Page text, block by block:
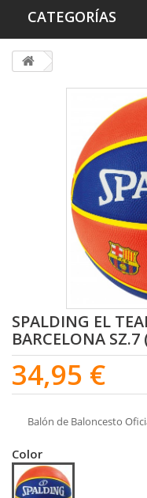
CATEGORÍAS
SPALDING EL
BARCELONA
34,95 €
Balón de Baloncesto
Color